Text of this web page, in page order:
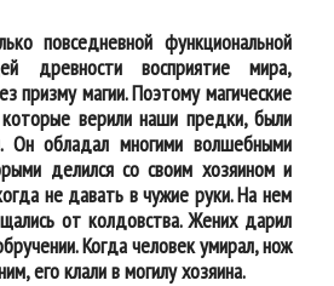
повседневной функциональной
древности восприятие мира,
призму магии. Поэтому магические
верили наши предки, были
Он обладал многими волшебными
делился со своим хозяином и
не давать в чужие руки. На нем
от колдовства. Жених дарил
Когда человек умирал, нож
его клали в могилу хозяина.